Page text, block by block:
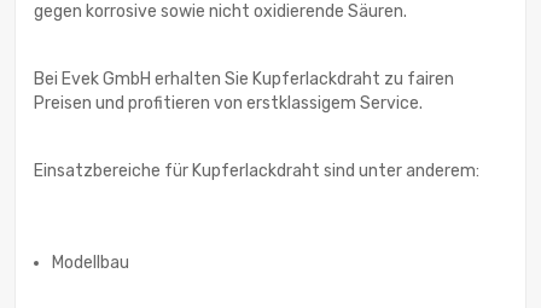
gegen korrosive sowie nicht oxidierende Säuren.
Bei Evek GmbH erhalten Sie Kupferlackdraht zu fairen
Preisen und profitieren von erstklassigem Service.
Einsatzbereiche für Kupferlackdraht sind unter anderem:
Modellbau